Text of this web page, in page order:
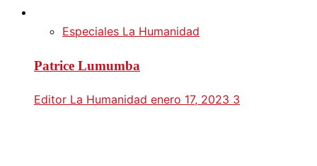
Especiales La Humanidad
Patrice Lumumba
Editor La Humanidad enero 17, 2023 3